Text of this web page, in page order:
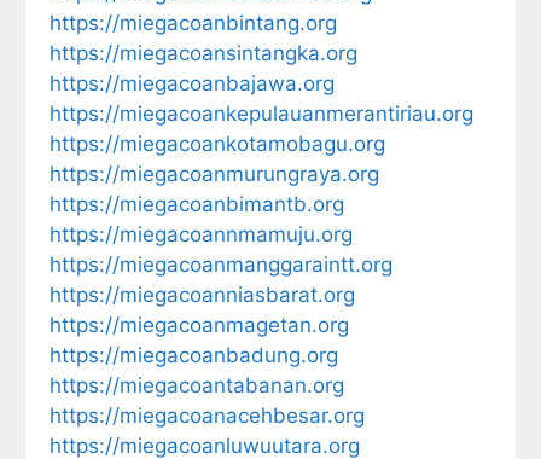
https://miegacoanbintang.org
https://miegacoansintangka.org
https://miegacoanbajawa.org
https://miegacoankepulauanmerantiriau.org
https://miegacoankotamobagu.org
https://miegacoanmurungraya.org
https://miegacoanbimantb.org
https://miegacoannmamuju.org
https://miegacoanmanggaraintt.org
https://miegacoanniasbarat.org
https://miegacoanmagetan.org
https://miegacoanbadung.org
https://miegacoantabanan.org
https://miegacoanacehbesar.org
https://miegacoanluwuutara.org